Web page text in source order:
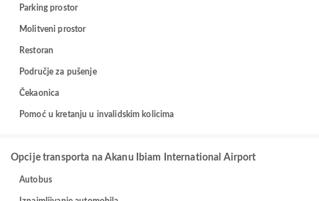
Parking prostor
Molitveni prostor
Restoran
Područje za pušenje
Čekaonica
Pomoć u kretanju u invalidskim kolicima
Opcije transporta na Akanu Ibiam International Airport
Autobus